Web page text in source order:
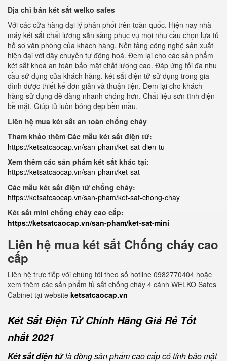
Địa chỉ bán két sắt welko safes
Với các cửa hàng đại lý phân phối trên toàn quốc. Hiện nay nhà
máy két sắt chất lương sẵn sàng phục vụ mọi nhu cầu chọn lựa tủ
hồ sơ văn phòng của khách hàng. Nền tảng công nghệ sản xuất
hiện đại với dây chuyền tự động hoá. Đem lại cho các sản phẩm
két sắt khoá an toàn bảo mật chất lượng cao. Đáp ứng tối đa nhu
cầu sử dụng của khách hàng. két sắt điện tử sử dụng trong gia
đình được thiết kế đơn giản và thuận tiện. Đem lại cho khách
hàng sử dụng dễ dàng nhanh chóng hơn. Chất liệu sơn tĩnh điện
bề mặt. Giúp tủ luôn bóng đẹp bền mầu.
Liên hệ mua két sắt an toàn chống cháy
Tham khảo thêm Các mẫu két sắt điện tử:
https://ketsatcaocap.vn/san-pham/ket-sat-dien-tu
Xem thêm các sản phẩm két sắt khác tại:
https://ketsatcaocap.vn/san-pham/ket-sat
Các mẫu két sắt điện tử chống cháy:
https://ketsatcaocap.vn/san-pham/ket-sat-chong-chay
Két sắt mini chống cháy cao cấp:
https://ketsatcaocap.vn/san-pham/ket-sat-mini
Liên hệ mua két sắt Chống cháy cao
cấp
Liên hệ trực tiếp với chúng tôi theo số hotline 0982770404 hoặc
xem thêm các sản phẩm tủ sắt chống cháy 4 cánh WELKO Safes
Cabinet tại website ketsatcaocap.vn
Két Sắt Điện Tử Chính Hãng Giá Rẻ Tốt
nhất 2021
Két sắt điện tửlà dòng sản phẩm cao cấp có tính bảo mật